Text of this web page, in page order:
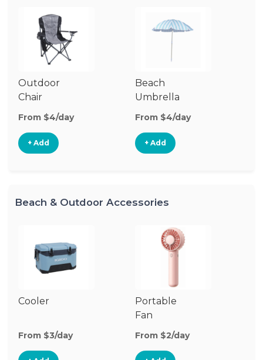
Outdoor
Chair
From $4/day
+ Add
Beach
Umbrella
From $4/day
+ Add
Beach & Outdoor Accessories
Cooler
From $3/day
Portable
Fan
From $2/day